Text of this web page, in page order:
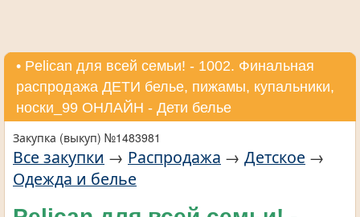
• Pelican для всей семьи! - 1002. Финальная
распродажа ДЕТИ белье, пижамы, купальники,
носки_99 ОНЛАЙН - Дети белье
Закупка (выкуп) №1483981
Все закупки → Распродажа → Детское →
Одежда и белье